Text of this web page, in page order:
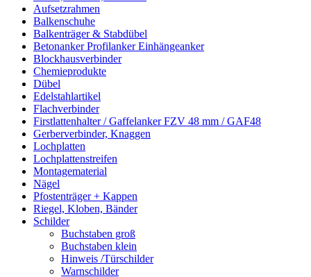
Aufsetzrahmen
Balkenschuhe
Balkenträger & Stabdübel
Betonanker Profilanker Einhängeanker
Blockhausverbinder
Chemieprodukte
Dübel
Edelstahlartikel
Flachverbinder
Firstlattenhalter / Gaffelanker FZV 48 mm / GAF48
Gerberverbinder, Knaggen
Lochplatten
Lochplattenstreifen
Montagematerial
Nägel
Pfostenträger + Kappen
Riegel, Kloben, Bänder
Schilder
Buchstaben groß
Buchstaben klein
Hinweis /Türschilder
Warnschilder